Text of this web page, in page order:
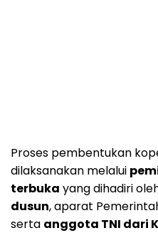
Proses pembentukan
dilaksanakan melalui
terbuka yang dihadiri
dusun, aparat
serta anggota TNI dari